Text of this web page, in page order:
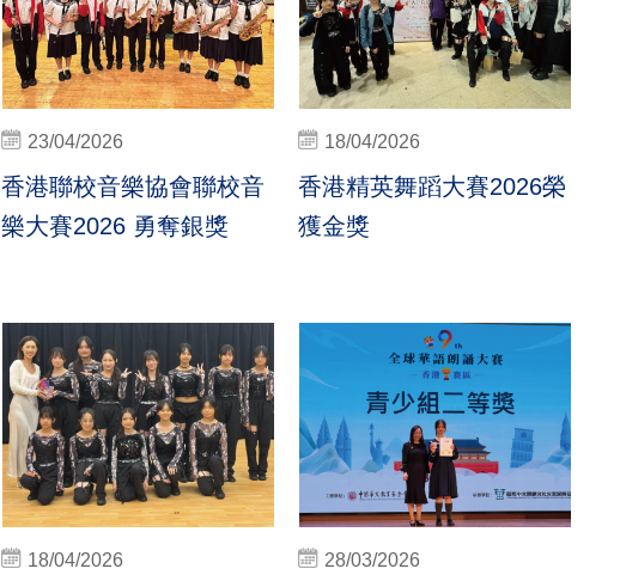
23/04/2026
香港聯校音樂協會聯校音
樂大賽2026 勇奪銀獎
18/04/2026
香港精英舞蹈大賽2026榮
獲金獎
18/04/2026 28/03/2026